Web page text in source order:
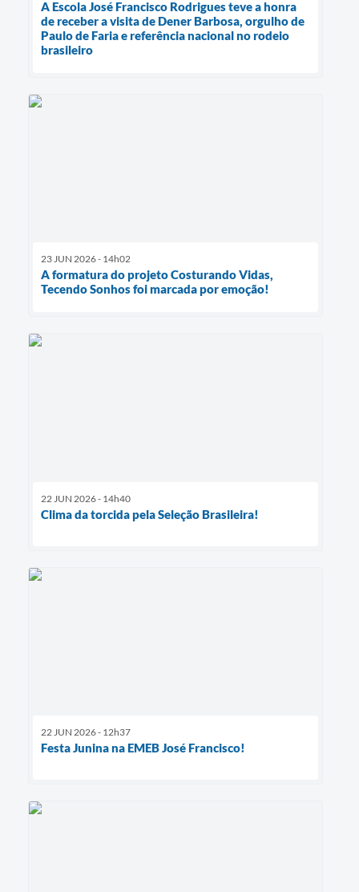
A Escola José Francisco Rodrigues teve a honra
de receber a visita de Dener Barbosa, orgulho de
Paulo de Faria e referência nacional no rodeio
brasileiro
23 JUN 2026 - 14h02
A formatura do projeto Costurando Vidas,
Tecendo Sonhos foi marcada por emoção!
22 JUN 2026 - 14h40
Clima da torcida pela Seleção Brasileira!
22 JUN 2026 - 12h37
Festa Junina na EMEB José Francisco!